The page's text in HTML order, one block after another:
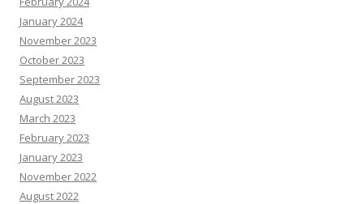
January 2024
November 2023
October 2023
September 2023
August 2023
March 2023
February 2023
January 2023
November 2022
August 2022